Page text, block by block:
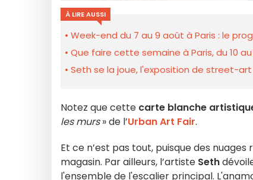
À LIRE AUSSI
Week-end du 7 au 9 août à Paris : le
Que faire cette semaine à Paris, du 10
Seth se la joue, l'exposition de street-
Notez que cette carte blanche
les murs» de l’Urban Art Fair.
Et ce n’est pas tout, puisque des
magasin. Par ailleurs, l’artiste Seth
l'ensemble de l'escalier principal.